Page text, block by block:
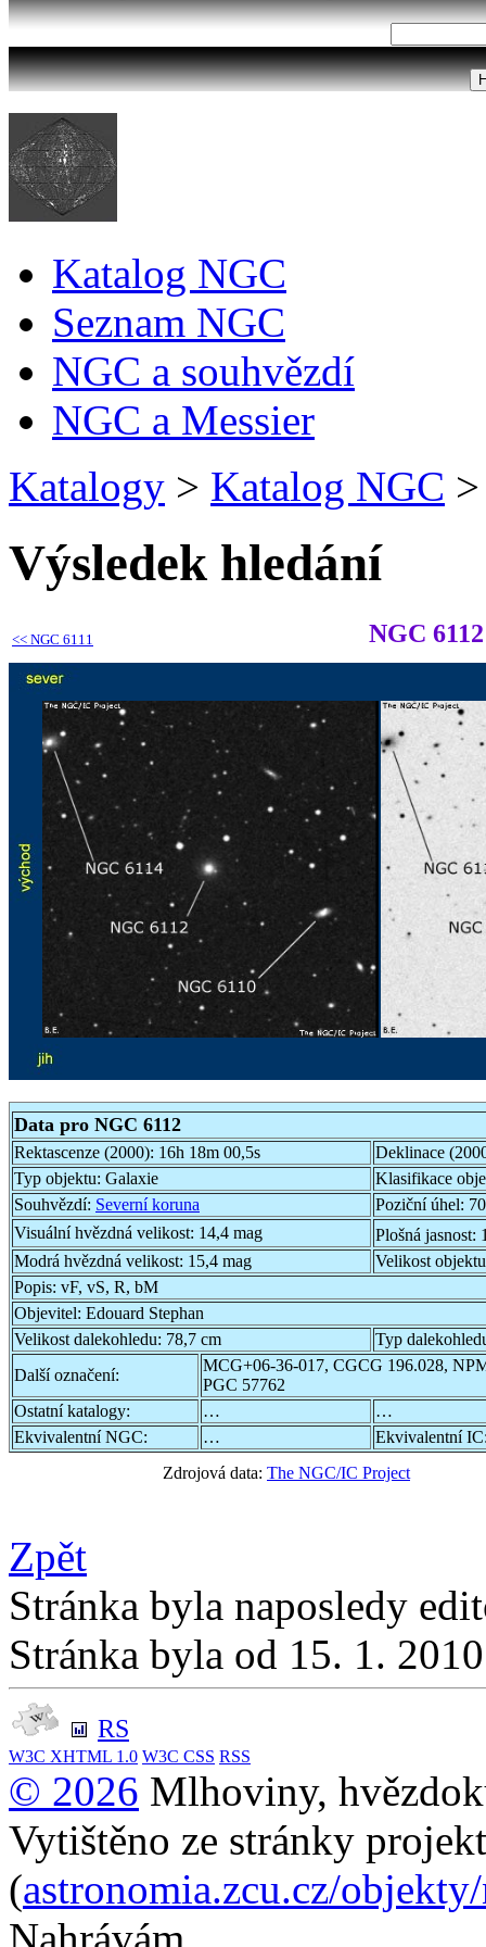
Katalog NGC
Seznam NGC
NGC a souhvězdí
NGC a Messier
Katalogy > Katalog NGC >
Výsledek hledání
<< NGC 6111 NGC 6112
Data pro NGC 6112
Rektascenze (2000): 16h 18m 00,5s
Deklinace
Typ objektu: Galaxie
Klasifikace
Souhvězdí: Severní koruna Poziční úhel:
Visuální hvězdná velikost: 14,4 mag Plošná jasnost:
Modrá hvězdná velikost: 15,4 mag
Velikost
Popis: vF, vS, R, bM
Objevitel: Edouard Stephan
Velikost dalekohledu: 78,7 cm
Typ
Další označení:
MCG+06-36-017, CGCG 196.028,
PGC 57762
Ostatní katalogy:
…
…
Ekvivalentní NGC:
…
Ekvivalentní
Zdrojová data: The NGC/IC Project
Zpět
Stránka byla naposledy
Stránka byla od 15. 1.
RS
W3C XHTML 1.0 W3C CSS RSS
© 2026 Mlhoviny,
Vytištěno ze stránky
(astronomia.zcu.cz/
Nahrávám...